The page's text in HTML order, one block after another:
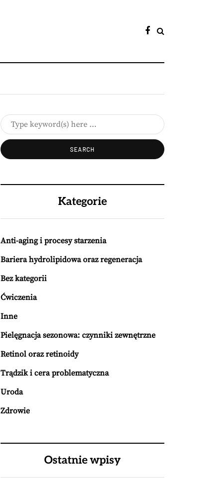
Kategorie
Anti-aging i procesy starzenia
Bariera hydrolipidowa oraz regeneracja
Bez kategorii
Ćwiczenia
Inne
Pielęgnacja sezonowa: czynniki zewnętrzne
Retinol oraz retinoidy
Trądzik i cera problematyczna
Uroda
Zdrowie
Ostatnie wpisy